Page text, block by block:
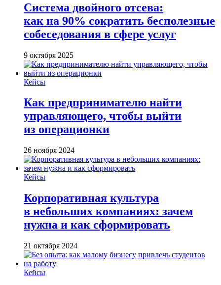
Система двойного отсева:
как на 90% сократить бесполезные
собеседования в сфере услуг
9 октября 2025
Кейсы
Как предпринимателю найти
управляющего, чтобы выйти
из операционки
26 ноября 2024
Кейсы
Корпоративная культура
в небольших компаниях: зачем
нужна и как сформировать
21 октября 2024
Кейсы